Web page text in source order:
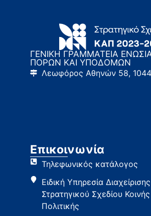
ΓΕΝΙΚΗ ΓΡΑΜΜΑΤΕΙΑ
ΠΟΡΩΝ ΚΑΙ ΥΠΟΔΟΜΩΝ
Λεωφόρος Αθηνών 58,
Επικοινωνία
Τηλεφωνικός κατάλογος
Ειδική Υπηρεσία Διαχείρισης
Στρατηγικού Σχεδίου
Πολιτικής